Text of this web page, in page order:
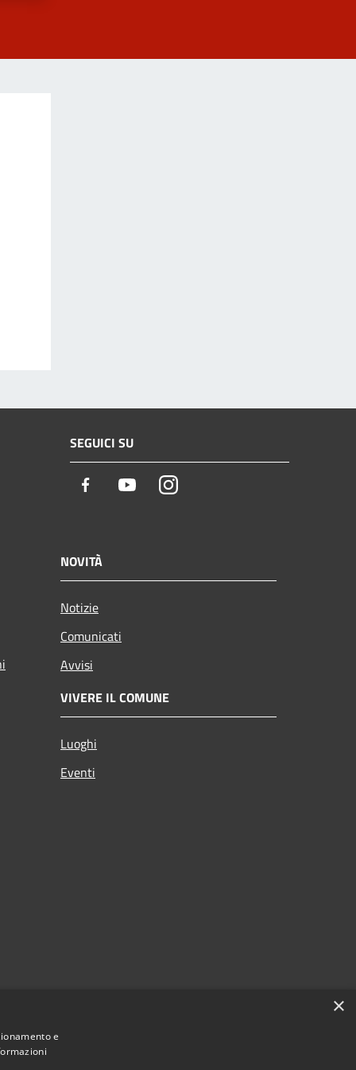
SEGUICI SU
Facebook YoutubeInstagram
NOVITÀ
Notizie
Comunicati
Avvisi
VIVERE IL COMUNE
Luoghi
Eventi
×
e